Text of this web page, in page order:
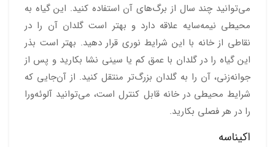
می‌توانید چند سال از برگ‌های آن استفاده کنید. این گیاه به
محیطی نیمه‌سایه علاقه دارد و بهتر است گلدان آن را در
نقاطی از خانه با این شرایط نوری قرار دهید. بهتر است بذر
این گیاه را در گلدان با عمق کم یا سینی نشا بکارید و پس از
جوانه‌زنی، آن را به گلدان بزرگ‌تر منتقل کنید. از آن‌جایی که
شرایط محیطی در خانه قابل کنترل است، می‌توانید آلوئه‌ورا
را در هر فصلی بکارید.
اکیناسه